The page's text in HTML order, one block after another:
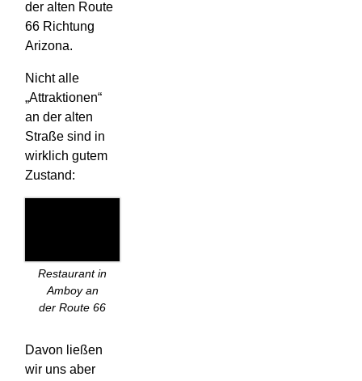
der alten Route
66 Richtung
Arizona.
Nicht alle
„Attraktionen“
an der alten
Straße sind in
wirklich gutem
Zustand:
Restaurant in
Amboy an
der Route 66
Davon ließen
wir uns aber